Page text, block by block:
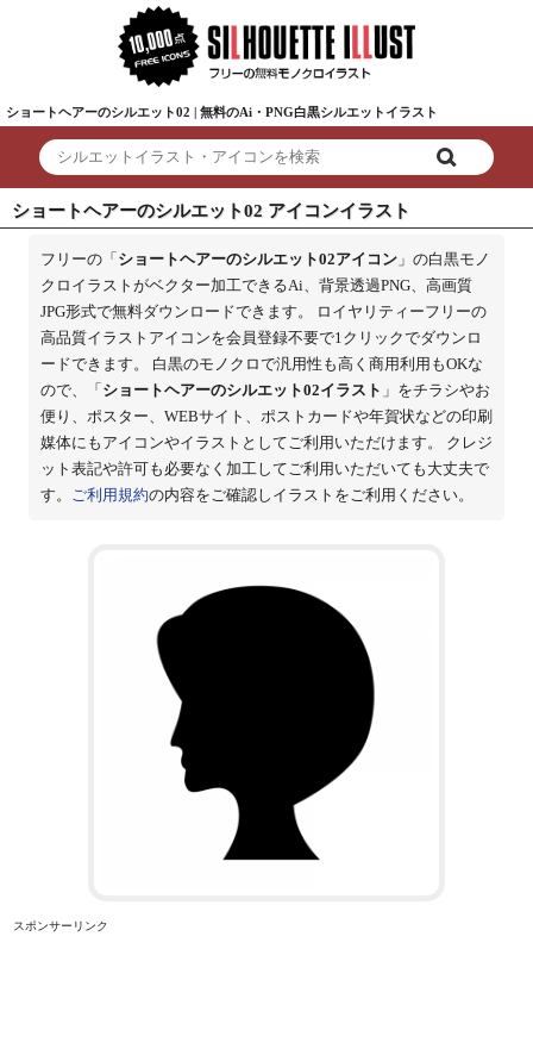
ショートヘアーのシルエット02 | 無料のAi・PNG白黒シルエットイラスト
ショートヘアーのシルエット02 アイコンイラスト
フリーの「 ショートヘアーのシルエット02アイコン」の白黒モノ
クロイラストがベクター加工できるAi、背景透過PNG、高画質
JPG形式で無料ダウンロードできます。 ロイヤリティーフリーの
高品質イラストアイコンを会員登録不要で1クリックでダウンロ
ードできます。 白黒のモノクロで汎用性も高く商用利用もOKな
ので、「 ショートヘアーのシルエット02イラスト 」をチラシやお
便り、ポスター、WEBサイト、ポストカードや年賀状などの印刷
媒体にもアイコンやイラストとしてご利用いただけます。 クレジ
ット表記や許可も必要なく加工してご利用いただいても大丈夫で
す。 ご利用規約の内容をご確認しイラストをご利用ください。
スポンサーリンク